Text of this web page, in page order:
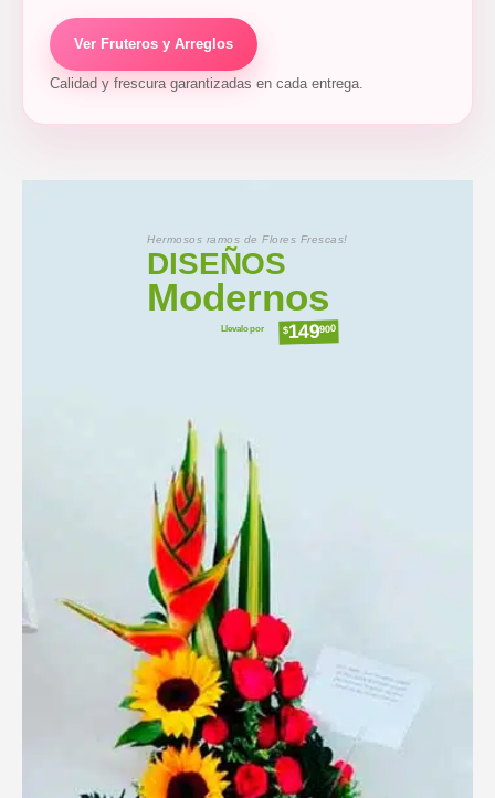
Ver Fruteros y Arreglos
Calidad y frescura garantizadas en cada entrega.
Hermosos ramos de Flores Frescas!
DISEÑOS
Modernos
Llevalo por $149900